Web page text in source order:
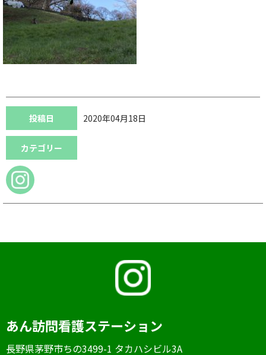
投稿日 2020年04月18日
カテゴリー
あん訪問看護ステーション
⻑野県茅野市ちの3499-1 タカハシビル3A